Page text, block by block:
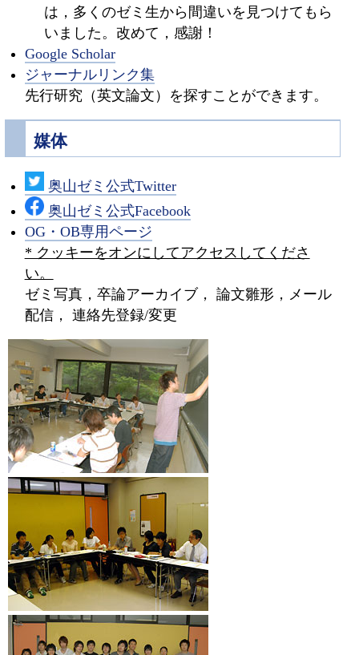
は，多くのゼミ生から間違いを見つけてもら
いました。改めて，感謝！
Google Scholar
ジャーナルリンク集
先行研究（英文論文）を探すことができます。
媒体
奥山ゼミ公式Twitter
奥山ゼミ公式Facebook
OG・OB専用ページ
* クッキーをオンにしてアクセスしてくださ
い。
ゼミ写真，卒論アーカイブ， 論文雛形，メール
配信， 連絡先登録/変更